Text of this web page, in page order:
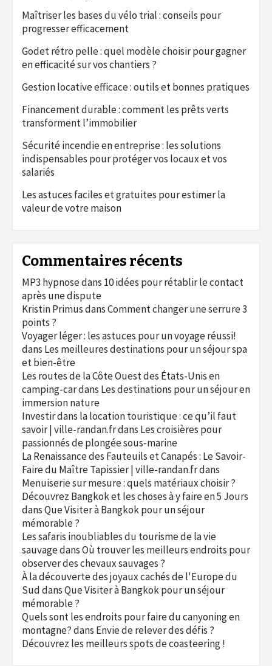
Maîtriser les bases du vélo trial : conseils pour
progresser efficacement
Godet rétro pelle : quel modèle choisir pour gagner
en efficacité sur vos chantiers ?
Gestion locative efficace : outils et bonnes pratiques
Financement durable : comment les prêts verts
transforment l’immobilier
Sécurité incendie en entreprise : les solutions
indispensables pour protéger vos locaux et vos
salariés
Les astuces faciles et gratuites pour estimer la
valeur de votre maison
Commentaires récents
MP3 hypnosedans 10 idées pour rétablir le contact
après une dispute
Kristin PrimusdansComment changer une serrure 3
points ?
Voyager léger : les astuces pour un voyage réussi!
dans Les meilleures destinations pour un séjour spa
et bien-être
Les routes de la Côte Ouest des États-Unis en
camping-cardans Les destinations pour un séjour en
immersion nature
Investir dans la location touristique : ce qu’il faut
savoir | ville-randan.frdans Les croisières pour
passionnés de plongée sous-marine
La Renaissance des Fauteuils et Canapés : Le Savoir-
Faire du Maître Tapissier | ville-randan.frdans
Menuiserie sur mesure : quels matériaux choisir ?
Découvrez Bangkok et les choses à y faire en 5 Jours
dansQue Visiter à Bangkok pour un séjour
mémorable ?
Les safaris inoubliables du tourisme de la vie
sauvagedansOù trouver les meilleurs endroits pour
observer des chevaux sauvages ?
À la découverte des joyaux cachés de l'Europe du
SuddansQue Visiter à Bangkok pour un séjour
mémorable ?
Quels sont les endroits pour faire du canyoning en
montagne?dans Envie de relever des défis ?
Découvrez les meilleurs spots de coasteering !